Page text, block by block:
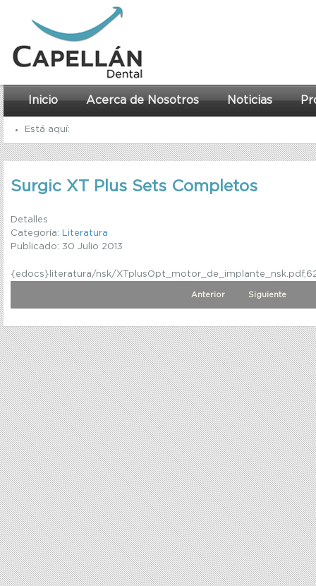
Inicio Acerca de Nosotros Noticias
Está aquí:
Inicio
Recursos
Surgic XT Plus Sets Completos
Surgic XT Plus Sets Completos
Detalles
Categoría: Literatura
Publicado: 30 Julio 2013
{edocs}literatura/nsk/
Anterior Siguiente